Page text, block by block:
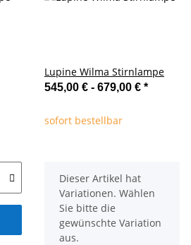
Lupine Wilma Stirnlampe
545,00 € - 679,00 € *
sofort bestellbar
x
Dieser Artikel hat
Variationen. Wählen
Sie bitte die
gewünschte Variation
aus.